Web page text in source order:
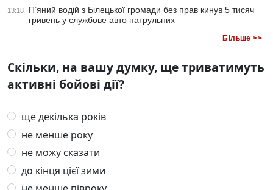
13:18
П’яний водій з Білецької громади без прав кинув 5 тисяч
гривень у службове авто патрульних
Більше >>
Скільки, на вашу думку, ще триватимуть
активні бойові дії?
ще декілька років
не менше року
не можу сказати
до кінця цієї зими